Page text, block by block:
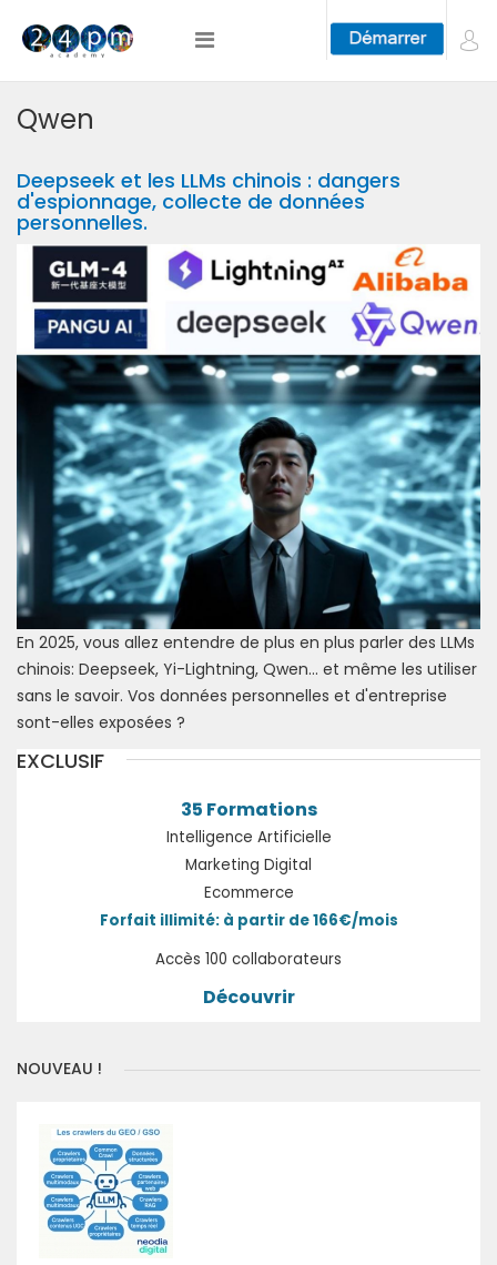
Qwen
Deepseek et les LLMs chinois : dangers
d'espionnage, collecte de données
personnelles.
En 2025, vous allez entendre de plus en plus parler des LLMs
chinois: Deepseek, Yi-Lightning, Qwen... et même les utiliser
sans le savoir. Vos données personnelles et d'entreprise
sont-elles exposées ?
EXCLUSIF
35 Formations
Intelligence Artificielle
Marketing Digital
Ecommerce
Forfait illimité: à partir de 166€/mois
Accès 100 collaborateurs
Découvrir
NOUVEAU !